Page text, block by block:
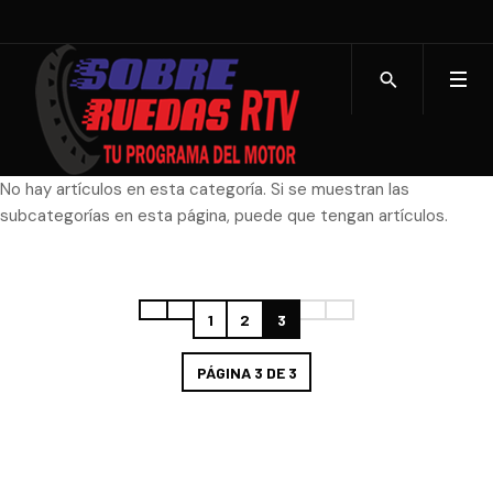
No hay artículos en esta categoría. Si se muestran las
subcategorías en esta página, puede que tengan artículos.
PÁGINA 3 DE 3
1 2 3